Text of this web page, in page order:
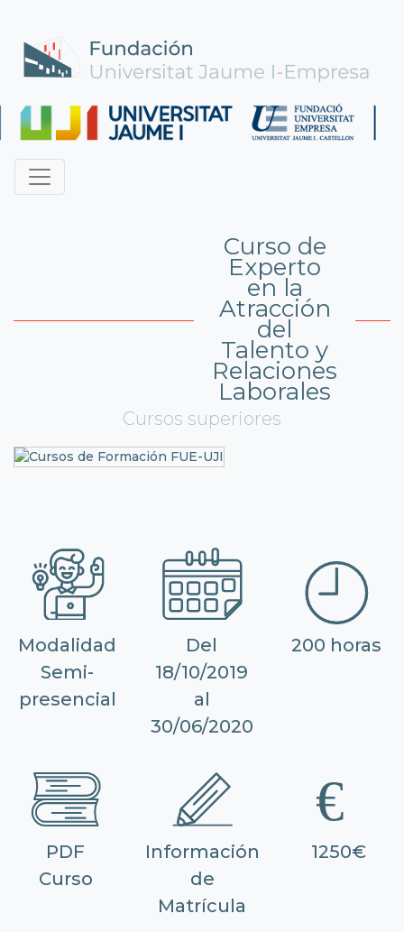
Curso de
Experto
en la
Atracción
del
Talento y
Relaciones
Laborales
Cursos superiores
Modalidad
Semi-
presencial
Del
18/10/2019
al
30/06/2020
200 horas
PDF
Curso
Información
de
Matrícula
1250€